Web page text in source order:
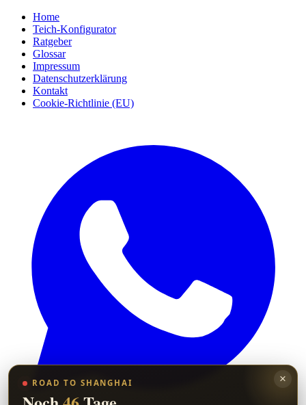
Home
Teich-Konfigurator
Ratgeber
Glossar
Impressum
Datenschutzerklärung
Kontakt
Cookie-Richtlinie (EU)
×
ROAD TO SHANGHAI